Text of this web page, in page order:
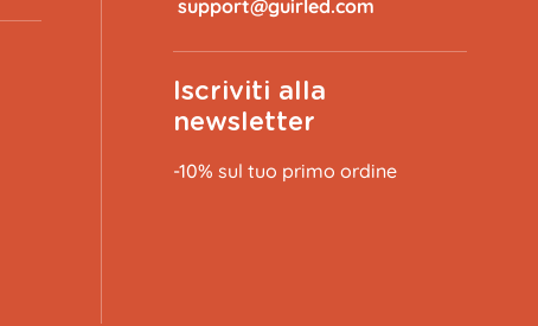
Iscriviti alla
newsletter
-10% sul tuo primo ordine